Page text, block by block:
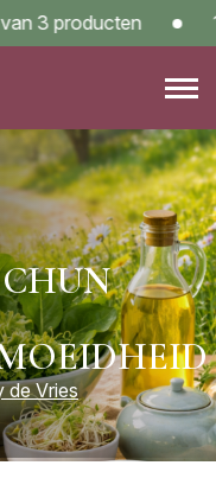
3 producten
de Vries